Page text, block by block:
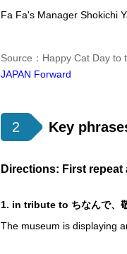
Fa Fa's Manager Shokichi
Source：Happy Cat Day to
JAPAN Forward
2 Key
Directions: First
1. in tribute to ちなんで、
The museum is displaying